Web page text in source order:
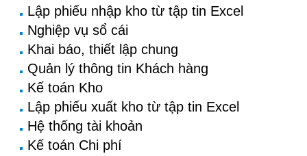
Lập phiếu nhập kho từ tập tin Excel
Nghiệp vụ sổ cái
Khai báo, thiết lập chung
Quản lý thông tin Khách hàng
Kế toán Kho
Lập phiếu xuất kho từ tập tin Excel
Hệ thống tài khoản
Kế toán Chi phí